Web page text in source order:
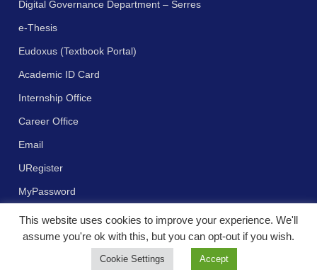
Digital Governance Department – Serres
e-Thesis
Eudoxus (Textbook Portal)
Academic ID Card
Internship Office
Career Office
Email
URegister
MyPassword
This website uses cookies to improve your experience. We'll
assume you're ok with this, but you can opt-out if you wish.
Cookie Settings Accept